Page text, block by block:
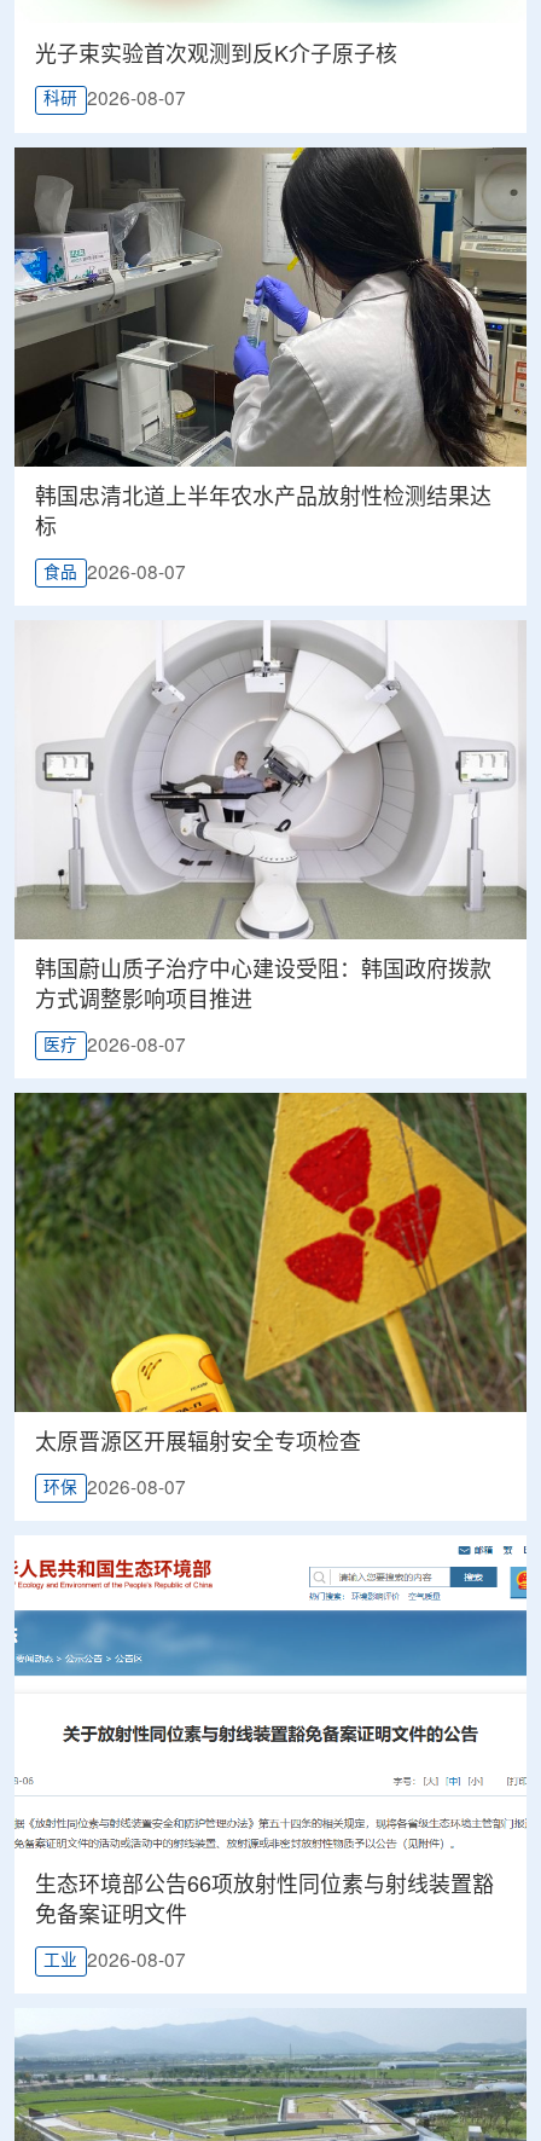
光子束实验首次观测到反K介子原子核
科研 2026-08-07
韩国忠清北道上半年农水产品放射性检测结果达
标
食品 2026-08-07
韩国蔚山质子治疗中心建设受阻：韩国政府拨款
方式调整影响项目推进
医疗 2026-08-07
太原晋源区开展辐射安全专项检查
环保 2026-08-07
生态环境部公告66项放射性同位素与射线装置豁
免备案证明文件
工业 2026-08-07